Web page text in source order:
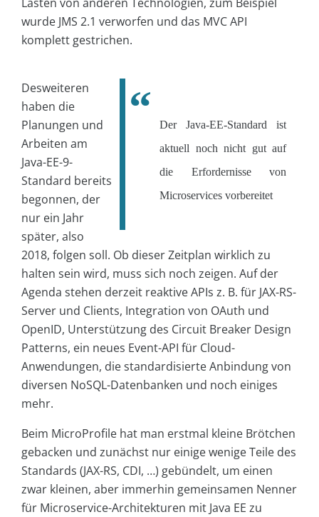
wurde JMS 2.1 verworfen und das MVC API
komplett gestrichen.
Der Java-EE-Standard ist
aktuell noch nicht gut auf
die Erfordernisse von
Microservices vorbereitet
Desweiteren
haben die
Planungen und
Arbeiten am
Java-EE-9-
Standard bereits
begonnen, der
nur ein Jahr
später, also
2018, folgen soll. Ob dieser Zeitplan wirklich zu
halten sein wird, muss sich noch zeigen. Auf der
Agenda stehen derzeit reaktive APIs z. B. für JAX-RS-
Server und Clients, Integration von OAuth und
OpenID, Unterstützung des Circuit Breaker Design
Patterns, ein neues Event-API für Cloud-
Anwendungen, die standardisierte Anbindung von
diversen NoSQL-Datenbanken und noch einiges
mehr.
Beim MicroProfile hat man erstmal kleine Brötchen
gebacken und zunächst nur einige wenige Teile des
Standards (JAX-RS, CDI, …) gebündelt, um einen
zwar kleinen, aber immerhin gemeinsamen Nenner
für Microservice-Architekturen mit Java EE zu